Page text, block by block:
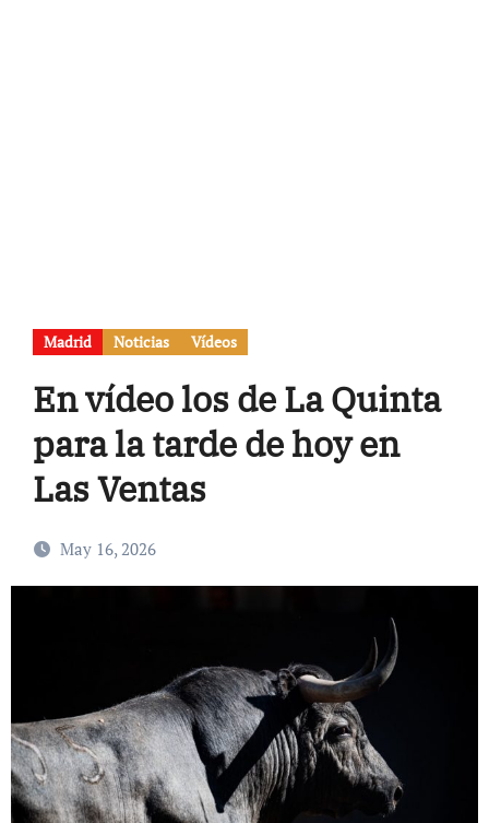
Madrid Noticias Vídeos
En vídeo los de La Quinta
para la tarde de hoy en
Las Ventas
May 16, 2026